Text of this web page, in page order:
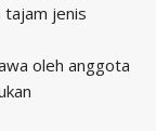
tajam jenis
oleh anggota